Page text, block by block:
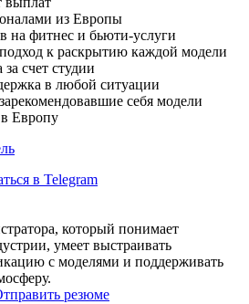
из Европы
на фитнес и бьюти-услуги
к раскрытию каждой модели
счет студии
в любой ситуации
себя модели
в Европу
в Telegram
который понимает
умеет выстраивать
с моделями и поддерживать
резюме